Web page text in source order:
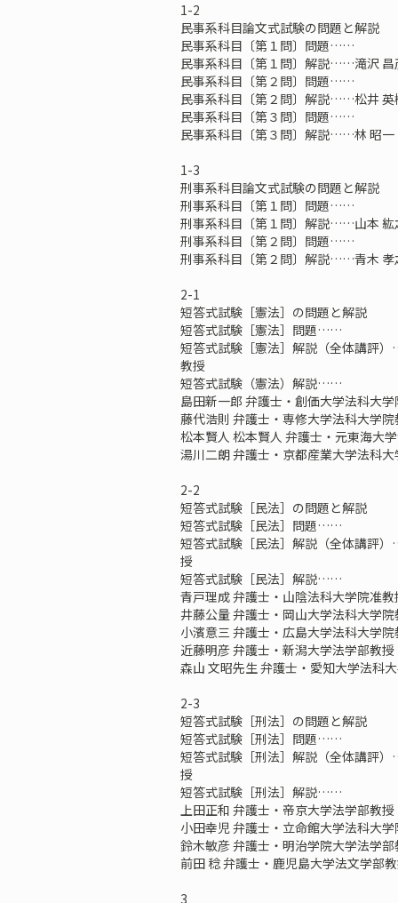
1-2
民事系科目論文式試験の問題と解説
民事系科目〔第１問〕問題……
民事系科目〔第１問〕解説……滝沢
民事系科目〔第２問〕問題……
民事系科目〔第２問〕解説……松井
民事系科目〔第３問〕問題……
民事系科目〔第３問〕解説……林 昭
1-3
刑事系科目論文式試験の問題と解説
刑事系科目〔第１問〕問題……
刑事系科目〔第１問〕解説……山本 紘
刑事系科目〔第２問〕問題……
刑事系科目〔第２問〕解説……青木 孝
2-1
短答式試験［憲法］の問題と解説
短答式試験［憲法］問題……
短答式試験［憲法］解説（全体講評
教授
短答式試験（憲法）解説……
島田新一郎 弁護士・創価大学法科大学
藤代浩則 弁護士・専修大学法科大学院
松本賢人 松本賢人 弁護士・元東海大
湯川二朗 弁護士・京都産業大学法科
2-2
短答式試験［民法］の問題と解説
短答式試験［民法］問題……
短答式試験［民法］解説（全体講評
授
短答式試験［民法］解説……
青戸理成 弁護士・山陰法科大学院准教
井藤公量 弁護士・岡山大学法科大学院
小濱意三 弁護士・広島大学法科大学院
近藤明彦 弁護士・新潟大学法学部教授
森山 文昭先生 弁護士・愛知大学法科
2-3
短答式試験［刑法］の問題と解説
短答式試験［刑法］問題……
短答式試験［刑法］解説（全体講評
授
短答式試験［刑法］解説……
上田正和 弁護士・帝京大学法学部教授
小田幸児 弁護士・立命館大学法科大学
鈴木敏彦 弁護士・明治学院大学法学部
前田 稔 弁護士・鹿児島大学法文学部
3